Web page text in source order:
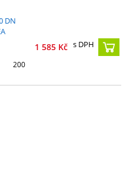
DN
200
1 585 Kč s DPH